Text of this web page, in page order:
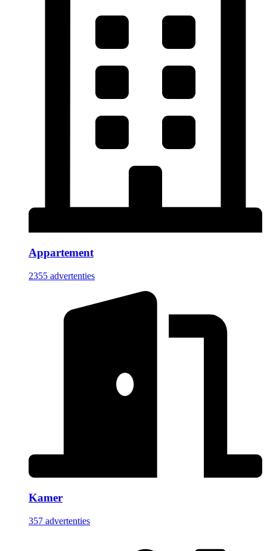
Appartement
2355 advertenties
Kamer
357 advertenties